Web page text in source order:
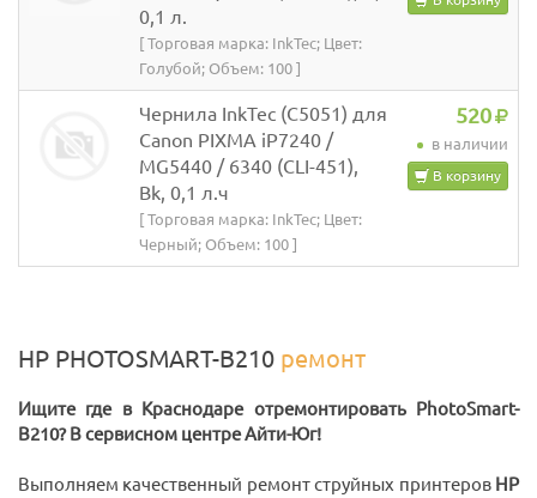
0,1 л.
[ Торговая марка: InkTec; Цвет:
Голубой; Объем: 100 ]
Чернила InkTec (C5051) для
Canon PIXMA iP7240 /
MG5440 / 6340 (CLI-451),
Bk, 0,1 л.ч
[ Торговая марка: InkTec; Цвет:
Черный; Объем: 100 ]
520
в наличии
В корзину
HP PHOTOSMART-B210 ремонт
Ищите где в Краснодаре отремонтировать PhotoSmart-
B210? В сервисном центре Айти-Юг!
Выполняем качественный ремонт струйных принтеров HP